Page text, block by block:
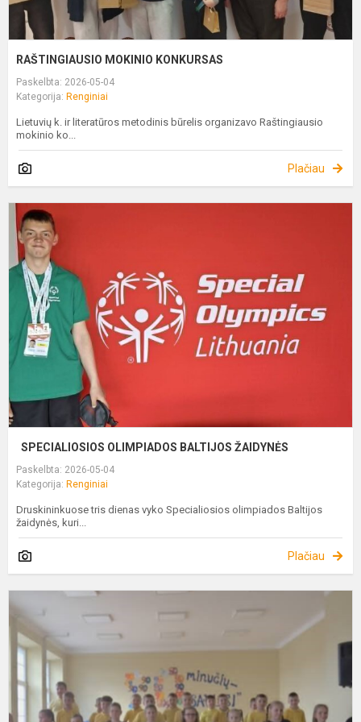
RAŠTINGIAUSIO MOKINIO KONKURSAS
Paskelbta: 2026-05-04
Kategorija: Renginiai
Lietuvių k. ir literatūros metodinis būrelis organizavo Raštingiausio
mokinio ko...
Plačiau
SPECIALIOSIOS OLIMPIADOS BALTIJOS ŽAIDYNĖS
Paskelbta: 2026-05-04
Kategorija: Renginiai
Druskininkuose tris dienas vyko Specialiosios olimpiados Baltijos
žaidynės, kuri...
Plačiau